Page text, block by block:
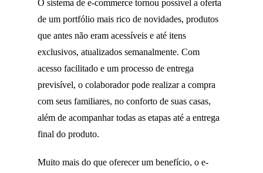
O sistema de e-commerce tornou possível a oferta
de um portfólio mais rico de novidades, produtos
que antes não eram acessíveis e até itens
exclusivos, atualizados semanalmente. Com
acesso facilitado e um processo de entrega
previsível, o colaborador pode realizar a compra
com seus familiares, no conforto de suas casas,
além de acompanhar todas as etapas até a entrega
final do produto.
Muito mais do que oferecer um benefício, o e-